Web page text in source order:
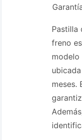
Pastilla
freno
modelo
meses.